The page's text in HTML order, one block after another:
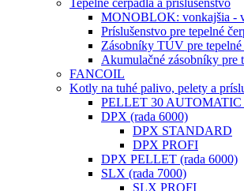
Tepelné čerpadla a príslušenstvo
MONOBLOK: vonkajšia -
Príslušenstvo pre tepelné
Zásobníky TÚV pre tepelné
Akumulačné zásobníky pre
FANCOIL
Kotly na tuhé palivo, pelety a
PELLET 30 AUTOMATIC
DPX (rada 6000)
DPX STANDARD
DPX PROFI
DPX PELLET (rada 6000)
SLX (rada 7000)
SLX PROFI